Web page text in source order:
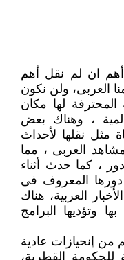
ان لم نقل أهم
العربى، ولن نكون
المحترفة لها مكان
، وهناك بعض
مثل نقلها لأحداث
العربى ، مما
، كما حدث أثناء
دورها المعروف فى
العربية، هناك
وتؤديها البرامج
من إنحيازات عادية
للحكومة القطرية،